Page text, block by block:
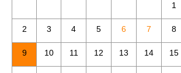
1
2 3 4 5 6 7 8
9 10 11 12 13 14 15